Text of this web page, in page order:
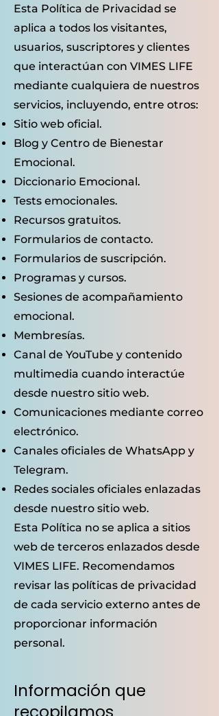
Esta Política de Privacidad se
aplica a todos los visitantes,
usuarios, suscriptores y clientes
que interactúan con VIMES LIFE
mediante cualquiera de nuestros
servicios, incluyendo, entre otros:
Sitio web oficial.
Blog y Centro de Bienestar
Emocional.
Diccionario Emocional.
Tests emocionales.
Recursos gratuitos.
Formularios de contacto.
Formularios de suscripción.
Programas y cursos.
Sesiones de acompañamiento
emocional.
Membresías.
Canal de YouTube y contenido
multimedia cuando interactúe
desde nuestro sitio web.
Comunicaciones mediante correo
electrónico.
Canales oficiales de WhatsApp y
Telegram.
Redes sociales oficiales enlazadas
desde nuestro sitio web.
Esta Política no se aplica a sitios
web de terceros enlazados desde
VIMES LIFE. Recomendamos
revisar las políticas de privacidad
de cada servicio externo antes de
proporcionar información
personal.
Información que